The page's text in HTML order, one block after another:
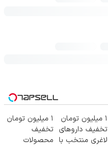
۱ میلیون تومان
تخفیف داروهای
لاغری منتخب با
۱ میلیون تومان
تخفیف
محصولات